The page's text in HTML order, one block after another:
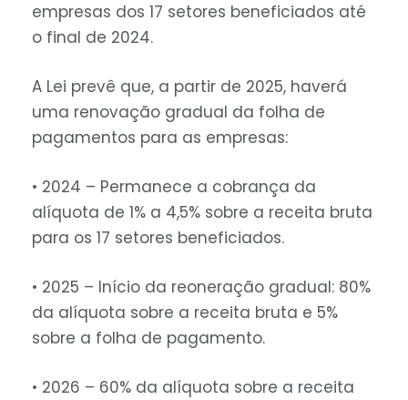
empresas dos 17 setores beneficiados até
o final de 2024.
A Lei prevê que, a partir de 2025, haverá
uma renovação gradual da folha de
pagamentos para as empresas:
• 2024 – Permanece a cobrança da
alíquota de 1% a 4,5% sobre a receita bruta
para os 17 setores beneficiados.
• 2025 – Início da reoneração gradual: 80%
da alíquota sobre a receita bruta e 5%
sobre a folha de pagamento.
• 2026 – 60% da alíquota sobre a receita